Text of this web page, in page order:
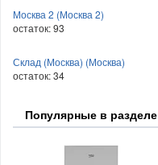
Москва 2 (Москва 2)
остаток:93
Склад (Москва) (Москва)
остаток:34
Популярные в разделе